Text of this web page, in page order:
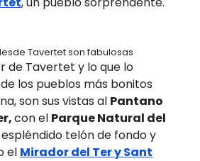
Tavertet son fabulosas
de Tavertet y lo que lo
los pueblos más bonitos
son sus vistas al Pantano
con el Parque Natural del
telón de fondo y
el Mirador del Ter y Sant